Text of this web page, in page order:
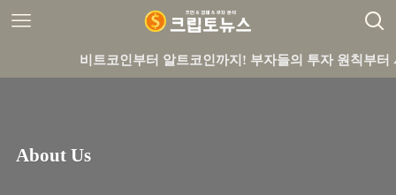
비트코인부터 알트코인까지! 부자들의 투자 원칙부터 시
About Us